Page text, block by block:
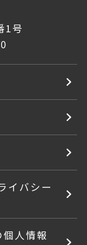
1号
イバシー
人情報